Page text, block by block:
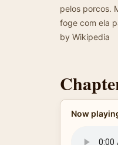
pelos porcos.
foge com ela
by Wikipedia
Now